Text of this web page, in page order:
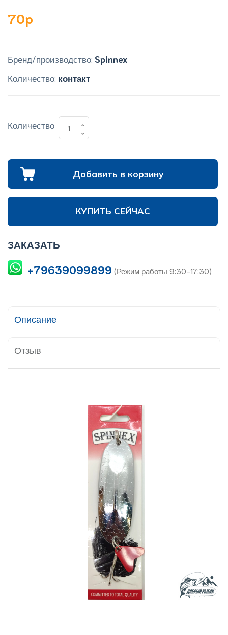
70p
Бренд/производство: Spinnex
Количество: контакт
Количество
Добавить в корзину
КУПИТЬ СЕЙЧАС
ЗАКАЗАТЬ
+79639099899 (Режим работы 9:30-17:30)
Описание
Отзыв